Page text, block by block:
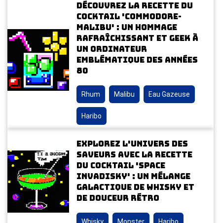
Découvrez la recette du
cocktail 'Commodore-
Malibu' : un hommage
rafraîchissant et geek à
un ordinateur
emblématique des années
80
Rhum Malibu Eau Gazeuse
Haribo
Explorez l'univers des
saveurs avec la recette
du cocktail 'Space
Invadisky' : un mélange
galactique de whisky et
de douceur rétro
Whisky Monster Haribo